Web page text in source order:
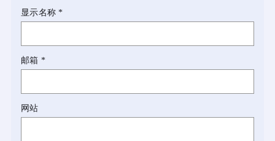
显示名称*
邮箱 *
网站